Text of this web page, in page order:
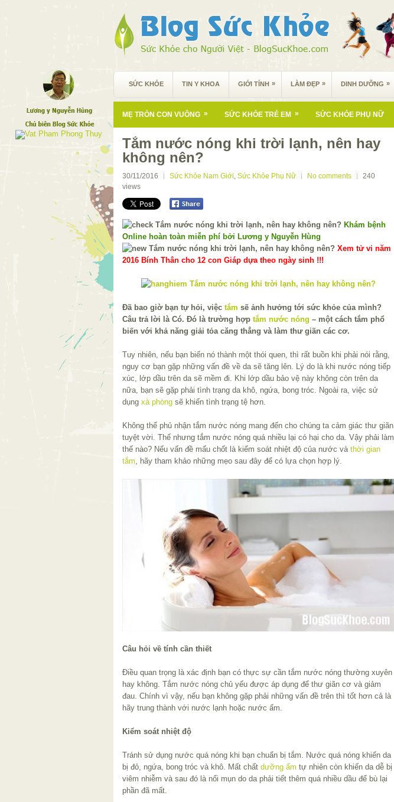
SỨC KHỎE TIN Y KHOA GIỚI TÍNH » LÀM ĐẸP » DINH DƯỠNG »
MẸ TRÒN CON VUÔNG » SỨC KHỎE TRẺ EM » SỨC KHỎE PHỤ NỮ
Tắm nước nóng khi trời lạnh, nên hay
không nên?
30/11/2016 Sức Khỏe Nam Giới, Sức Khỏe Phụ Nữ No comments
240
views
Khám bệnh
Online hoàn toàn miễn phí bởi Lương y Nguyễn Hùng
Xem tử vi năm
2016 Bính Thân cho 12 con Giáp dựa theo ngày sinh !!!
Đã bao giờ bạn tự hỏi, việc tắm sẽ ảnh hưởng tới sức khỏe của mình?
Câu trả lời là Có. Đó là trường hợp tắm nước nóng – một cách tắm phổ
biến với khả năng giải tỏa căng thẳng và làm thư giãn các cơ.
Tuy nhiên, nếu bạn biến nó thành một thói quen, thì rất buồn khi phải nói rằng,
nguy cơ bạn gặp những vấn đề về da sẽ tăng lên. Lý do là khi nước nóng tiếp
xúc, lớp dầu trên da sẽ mềm đi. Khi lớp dầu bảo vệ này không còn trên da
nữa, bạn sẽ gặp phải tình trạng da khô, ngứa, bong tróc. Ngoài ra, việc sử
dụng xà phòng sẽ khiến tình trạng tệ hơn.
Không thể phủ nhận tắm nước nóng mang đến cho chúng ta cảm giác thư giãn
tuyệt vời. Thế nhưng tắm nước nóng quá nhiều lại có hại cho da. Vậy phải làm
thế nào? Nếu vấn đề mấu chốt là kiểm soát nhiệt độ của nước và thời gian
tắm , hãy tham khảo những mẹo sau đây để có lựa chọn hợp lý.
Câu hỏi về tính cần thiết
Điều quan trọng là xác định bạn có thực sự cần tắm nước nóng thường xuyên
hay không. Tắm nước nóng chủ yếu được áp dụng để thư giãn cơ và giảm
đau. Chính vì vậy, nếu bạn không gặp phải những vấn đề trên thì tốt hơn cả là
hãy trung thành với nước lạnh hoặc nước ấm.
Kiểm soát nhiệt độ
Tránh sử dụng nước quá nóng khi bạn chuẩn bị tắm. Nước quá nóng khiến da
bị đỏ, ngứa, bong tróc và khô. Mất chất dưỡng ẩm tự nhiên còn khiến da dễ bị
viêm nhiễm và sau đó là nổi mụn do da phải tiết thêm quá nhiều dầu để bù lại
phần đã mất.